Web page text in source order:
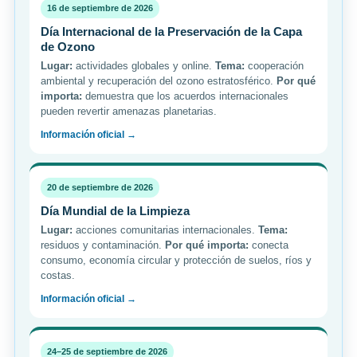
16 de septiembre de 2026
Día Internacional de la Preservación de la Capa
de Ozono
Lugar: actividades globales y online. Tema: cooperación
ambiental y recuperación del ozono estratosférico. Por qué
importa: demuestra que los acuerdos internacionales
pueden revertir amenazas planetarias.
Información oficial →
20 de septiembre de 2026
Día Mundial de la Limpieza
Lugar: acciones comunitarias internacionales. Tema:
residuos y contaminación. Por qué importa: conecta
consumo, economía circular y protección de suelos, ríos y
costas.
Información oficial →
24–25 de septiembre de 2026